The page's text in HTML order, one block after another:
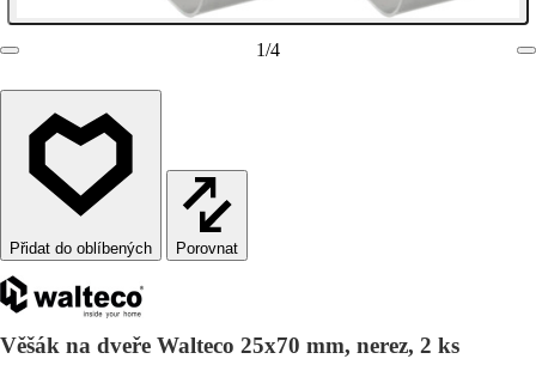
1/4
Porovnat
Věšák na dveře Walteco 25x70 mm, nerez, 2 ks